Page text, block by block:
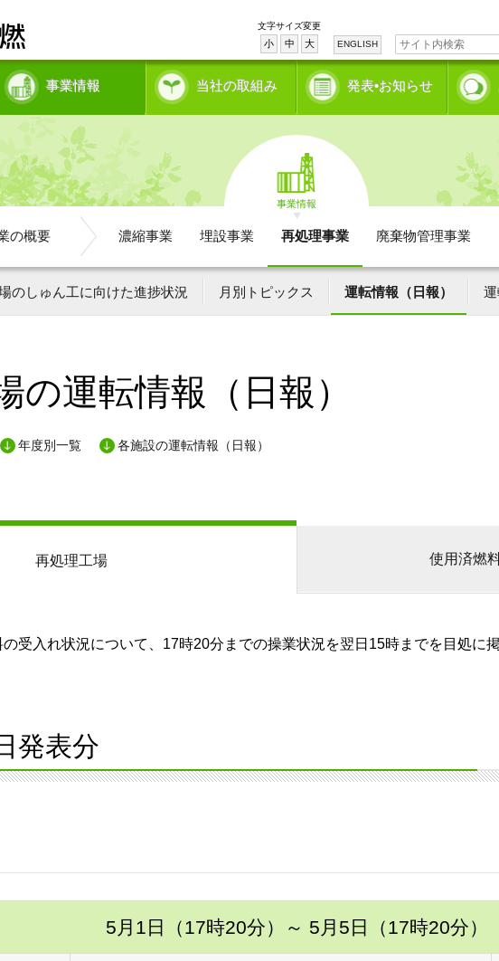
文字サイズ変更
小 中 大 ENGLISH
事業情報 当社の取組み 発表•お知らせ
事業情報
の概要 濃縮事業 埋設事業 再処理事業 廃棄物管理事業
のしゅん工に向けた進捗状況 月別トピックス 運転情報（日報）
の運転情報（日報）
年度別一覧 各施設の運転情報（日報）
再処理工場 使用済燃
受入れ状況について、17時20分までの操業状況を翌日15時までを目処に
発表分
5月1日（17時20分） ～ 5月5日（17時20分）